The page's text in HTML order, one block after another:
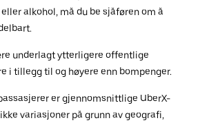
alkohol, må du be sjåføren om å
underlagt ytterligere offentlige
i tillegg til og høyere enn bompenger.
er gjennomsnittlige UberX-
variasjoner på grunn av geografi,